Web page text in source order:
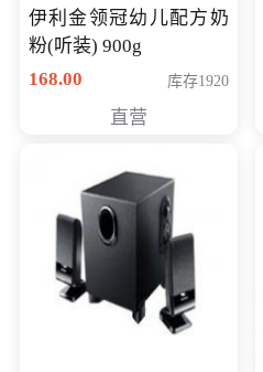
伊利金领冠幼儿配方奶
粉(听装) 900g
168.00
库存1920
直营